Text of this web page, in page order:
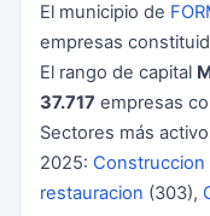
El municipio de
empresas
El rango de capital
37.717 empresas
Sectores más
2025: Construccion
restauracion (303),